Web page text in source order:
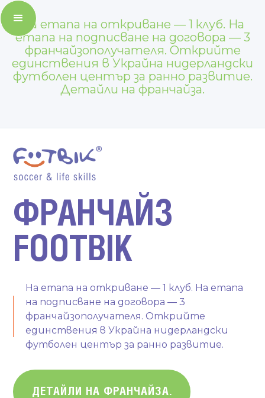
На етапа на откриване — 1 клуб. На
етапа на подписване на договора — 3
франчайзополучателя. Открийте
единствения в Украйна нидерландски
футболен център за ранно развитие.
Детайли на франчайза.
ФРАНЧАЙЗ
FOOTBIK
На етапа на откриване — 1 клуб. На етапа
на подписване на договора — 3
франчайзополучателя. Открийте
единствения в Украйна нидерландски
футболен център за ранно развитие.
ДЕТАЙЛИ НА ФРАНЧАЙЗА.